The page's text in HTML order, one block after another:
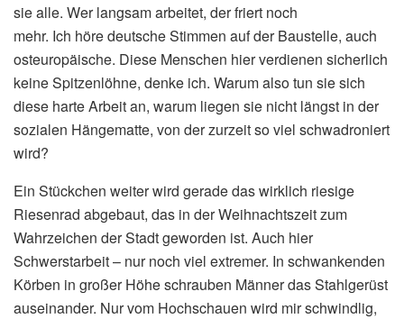
sie alle. Wer langsam arbeitet, der friert noch
mehr. Ich höre deutsche Stimmen auf der Baustelle, auch
osteuropäische. Diese Menschen hier verdienen sicherlich
keine Spitzenlöhne, denke ich. Warum also tun sie sich
diese harte Arbeit an, warum liegen sie nicht längst in der
sozialen Hängematte, von der zurzeit so viel schwadroniert
wird?
Ein Stückchen weiter wird gerade das wirklich riesige
Riesenrad abgebaut, das in der Weihnachtszeit zum
Wahrzeichen der Stadt geworden ist. Auch hier
Schwerstarbeit – nur noch viel extremer. In schwankenden
Körben in großer Höhe schrauben Männer das Stahlgerüst
auseinander. Nur vom Hochschauen wird mir schwindlig,